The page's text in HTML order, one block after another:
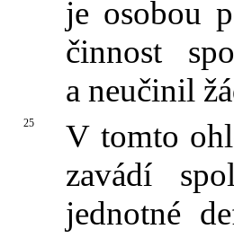
je osobou
činnost
a neučinil
25
V tomto
zavádí
jednotné